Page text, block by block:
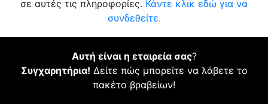
σε αυτές τις πληροφορίες. Κάντε κλικ εδώ για να
συνδεθείτε.
Αυτή είναι η εταιρεία σας?
Συγχαρητήρια! Δείτε πώς μπορείτε να λάβετε το
πακέτο βραβείων!